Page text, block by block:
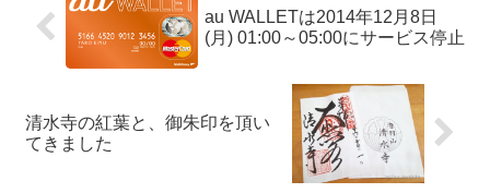
au WALLETは2014年12月8日
(月) 01:00～05:00にサービス停止
清水寺の紅葉と、御朱印を頂い
てきました